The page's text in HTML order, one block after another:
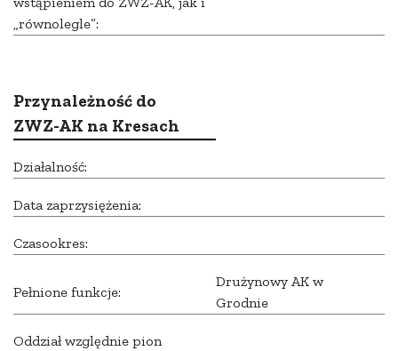
„równolegle”:
Przynależność do
ZWZ-AK na Kresach
Działalność:
Data zaprzysiężenia:
Czasookres:
Pełnione funkcje:
Drużynowy AK w
Grodnie
Oddział względnie pion